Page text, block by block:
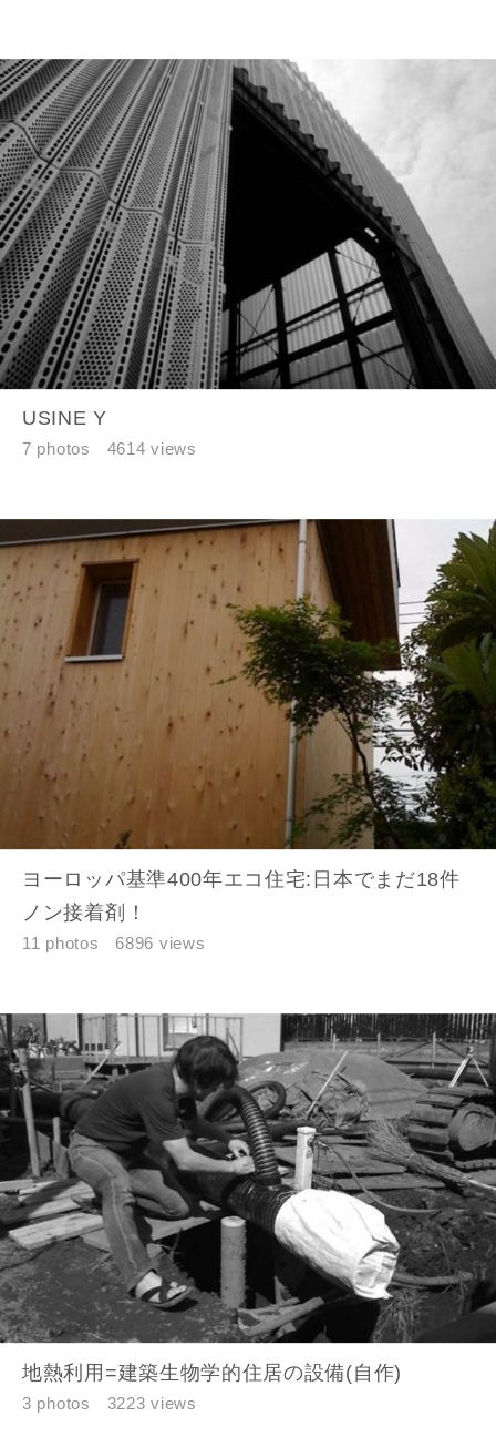
USINE Y
7 photos 4614 views
ヨーロッパ基準400年エコ住宅:日本でまだ18件
ノン接着剤！
11 photos 6896 views
地熱利用=建築生物学的住居の設備(自作)
3 photos 3223 views